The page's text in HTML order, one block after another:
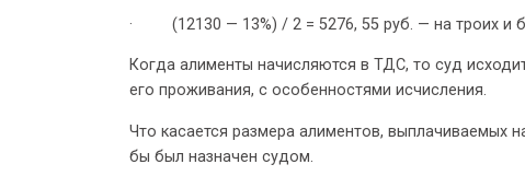
· (12130 — 13%) / 2 = 5276, 55 руб. — на троих и
Когда алименты начисляются в ТДС, то суд
его проживания, с особенностями исчисления.
Что касается размера алиментов, выплачиваемых
бы был назначен судом.